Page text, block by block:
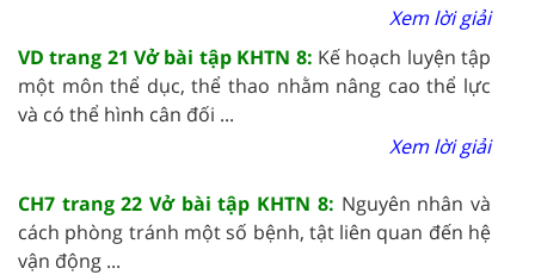
Xem lời giải
VD trang 21 Vở bài tập KHTN 8: Kế hoạch luyện tập
một môn thể dục, thể thao nhằm nâng cao thể lực
và có thể hình cân đối ...
Xem lời giải
CH7 trang 22 Vở bài tập KHTN 8: Nguyên nhân và
cách phòng tránh một số bệnh, tật liên quan đến hệ
vận động ...